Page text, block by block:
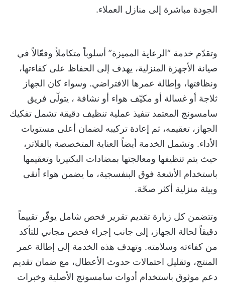
الجودة مباشرة إلى منازل العملاء.
وتقدّم خدمة “الرعاية المميزة” أسلوباً متكاملاً وفعّالاً في
صيانة الأجهزة المنزلية، يهدف إلى الحفاظ على كفاءتها،
ونظافتها، وإطالة عمرها الافتراضي. وسواء كان الجهاز
ثلاجة أو غسالة أو مكيّف هواء أو نشافة ، يتولّى فريق
سامسونج المعتمد تنفيذ عملية تنظيف دقيقة تشمل تفكيك
الجهاز، تعقيمه، ثم إعادة تركيبه لضمان أعلى مستويات
الأداء. وتشمل الخدمة أيضاً العناية المتخصصة بالفلاتر،
حيث يتم تنظيفها ومعالجتها بمضادات البكتيريا وتعقيمها
باستخدام الأشعة فوق البنفسجية، ما يضمن هواء أنقى
وبيئة منزلية أكثر صحّة.
وتتضمن كل زيارة تقديم تقرير فحص شامل يوفّر تقييماً
دقيقاً لحالة الجهاز، إلى جانب إجراء فحص مجاني للتأكد
من كفاءته وسلامته. وتهدف هذه الخدمة إلى إطالة عمر
المنتج، وتقليل احتمالات حدوث الأعطال، مع ضمان تقديم
دعم موثوق باستخدام أدوات سامسونج الأصلية وخبرات